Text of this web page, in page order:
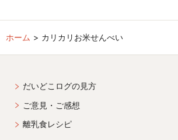
ホーム カリカリお米せんべい
だいどこログの見方
ご意見・ご感想
離乳食レシピ